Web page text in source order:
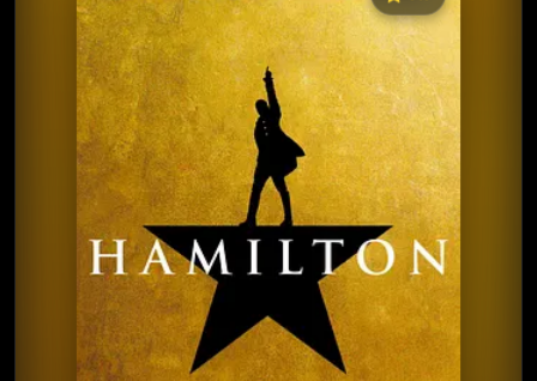
《汉密尔顿》
⭐
收藏
⭐️ 评分：7.7 | 🎬 2025年
夸克网盘